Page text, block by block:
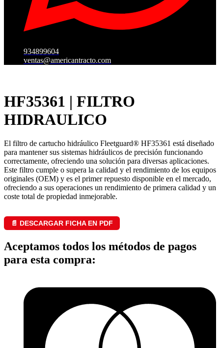
934899604
ventas@americantracto.com
HF35361 | FILTRO
HIDRAULICO
El filtro de cartucho hidráulico Fleetguard® HF35361 está diseñado
para mantener sus sistemas hidráulicos de precisión funcionando
correctamente, ofreciendo una solución para diversas aplicaciones.
Este filtro cumple o supera la calidad y el rendimiento de los equipos
originales (OEM) y es el primer repuesto disponible en el mercado,
ofreciendo a sus operaciones un rendimiento de primera calidad y un
coste total de propiedad inmejorable.
📄 DESCARGAR FICHA EN PDF
Aceptamos todos los métodos de pagos
para esta compra: